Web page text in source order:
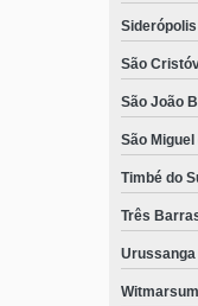
Siderópolis
São
São João
São
Timbé do
Três
Urussanga
Witmarsum